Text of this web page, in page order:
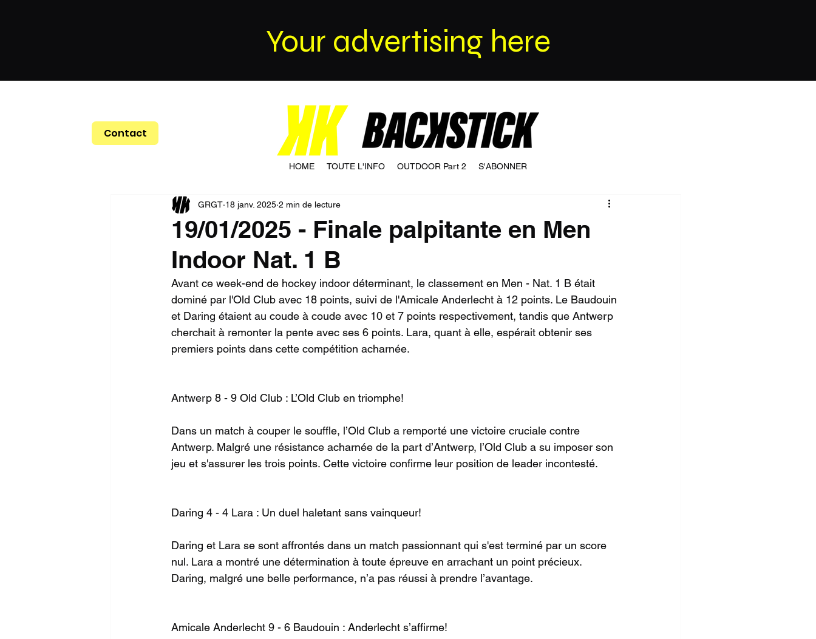
Your advertising here
Contact
HOME TOUTE L'INFO OUTDOOR Part 2 S'ABONNER
19/01/2025 - Finale palpitante en Men
Indoor Nat. 1 B
GRGT 18 janv. 2025 2 min de lecture
Avant ce week-end de hockey indoor déterminant, le classement en Men - Nat. 1 B était
dominé par l'Old Club avec 18 points, suivi de l'Amicale Anderlecht à 12 points. Le Baudouin
et Daring étaient au coude à coude avec 10 et 7 points respectivement, tandis que Antwerp
cherchait à remonter la pente avec ses 6 points. Lara, quant à elle, espérait obtenir ses
premiers points dans cette compétition acharnée.
Antwerp 8 - 9 Old Club : L’Old Club en triomphe!
Dans un match à couper le souffle, l’Old Club a remporté une victoire cruciale contre
Antwerp. Malgré une résistance acharnée de la part d’Antwerp, l’Old Club a su imposer son
jeu et s'assurer les trois points. Cette victoire confirme leur position de leader incontesté.
Daring 4 - 4 Lara : Un duel haletant sans vainqueur!
Daring et Lara se sont affrontés dans un match passionnant qui s'est terminé par un score
nul. Lara a montré une détermination à toute épreuve en arrachant un point précieux.
Daring, malgré une belle performance, n’a pas réussi à prendre l’avantage.
Amicale Anderlecht 9 - 6 Baudouin : Anderlecht s’affirme!